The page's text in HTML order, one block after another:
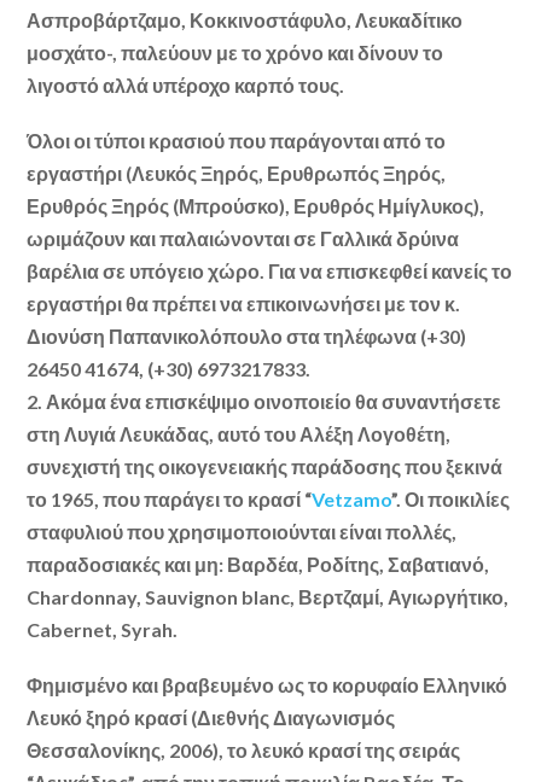
Ασπροβάρτζαμο, Κοκκινοστάφυλο, Λευκαδίτικο
μοσχάτο-, παλεύουν με το χρόνο και δίνουν το
λιγοστό αλλά υπέροχο καρπό τους.
Όλοι οι τύποι κρασιού που παράγονται από το
εργαστήρι (Λευκός Ξηρός, Ερυθρωπός Ξηρός,
Ερυθρός Ξηρός (Μπρούσκο), Ερυθρός Ημίγλυκος),
ωριμάζουν και παλαιώνονται σε Γαλλικά δρύινα
βαρέλια σε υπόγειο χώρο. Για να επισκεφθεί κανείς το
εργαστήρι θα πρέπει να επικοινωνήσει με τον κ.
Διονύση Παπανικολόπουλο στα τηλέφωνα (+30)
26450 41674, (+30) 6973217833.
2. Ακόμα ένα επισκέψιμο οινοποιείο θα συναντήσετε
στη Λυγιά Λευκάδας, αυτό του Αλέξη Λογοθέτη,
συνεχιστή της οικογενειακής παράδοσης που ξεκινά
το 1965, που παράγει το κρασί “Vetzamo”. Οι ποικιλίες
σταφυλιού που χρησιμοποιούνται είναι πολλές,
παραδοσιακές και μη: Βαρδέα, Ροδίτης, Σαβατιανό,
Chardonnay, Sauvignon blanc, Βερτζαμί, Αγιωργήτικο,
Cabernet, Syrah.
Φημισμένο και βραβευμένο ως το κορυφαίο Ελληνικό
Λευκό ξηρό κρασί (Διεθνής Διαγωνισμός
Θεσσαλονίκης, 2006), το λευκό κρασί της σειράς